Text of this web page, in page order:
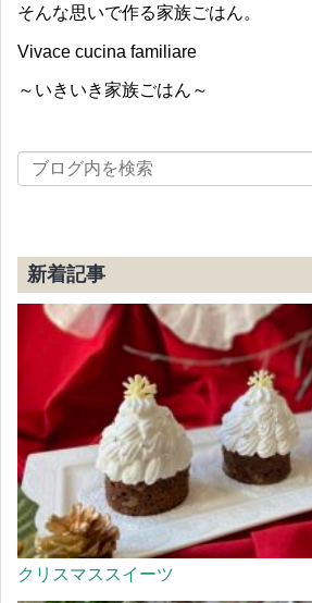
そんな思いで作る家族ごはん。
Vivace cucina familiare
～いきいき家族ごはん～
新着記事
クリスマススイーツ